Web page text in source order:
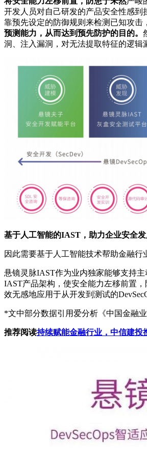
开发人员对自己研发的产品安全性感
靠预先设定的防御规则来检测已知攻
预测能力，从而达到预先防护的目的。
洞、注入漏洞，对无法提取特征的逻
基于人工智能的IAST，助力企业安全
因此需要基于人工智能技术帮助金融
悬镜灵脉IAST作为业内独家能够支持
IAST产品架构，使安全能力左移前置
效无感地应用于从开发到测试的
*文中部分数据引用爱分析《中国金融
推荐阅读持续赋能金融行业，中信建投